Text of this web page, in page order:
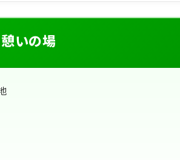
いの場